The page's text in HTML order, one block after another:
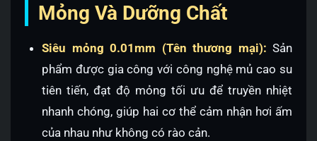
Mỏng Và Dưỡng Chất
Siêu mỏng 0.01mm (Tên thương mại): Sản
phẩm được gia công với công nghệ mủ cao su
tiên tiến, đạt độ mỏng tối ưu để truyền nhiệt
nhanh chóng, giúp hai cơ thể cảm nhận hơi ấm
của nhau như không có rào cản.